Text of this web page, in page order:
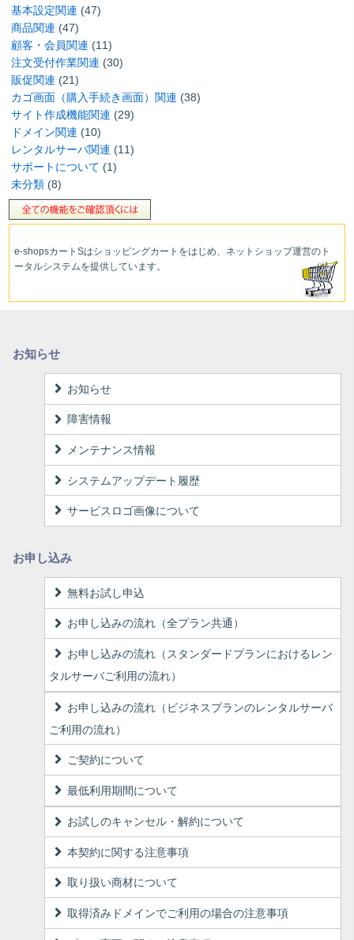
基本設定関連 (47)
商品関連 (47)
顧客・会員関連 (11)
注文受付作業関連 (30)
販促関連 (21)
カゴ画面（購入手続き画面）関連 (38)
サイト作成機能関連 (29)
ドメイン関連 (10)
レンタルサーバ関連 (11)
サポートについて (1)
未分類(8)
e-shopsカートSはショッピングカートをはじめ、ネットショップ運営のト
ータルシステムを提供しています。
お知らせ
お知らせ
障害情報
メンテナンス情報
システムアップデート履歴
サービスロゴ画像について
お申し込み
無料お試し申込
お申し込みの流れ（全プラン共通）
お申し込みの流れ（スタンダードプランにおけるレン
タルサーバご利用の流れ）
お申し込みの流れ（ビジネスプランのレンタルサーバ
ご利用の流れ）
ご契約について
最低利用期間について
お試しのキャンセル・解約について
本契約に関する注意事項
取り扱い商材について
取得済みドメインでご利用の場合の注意事項